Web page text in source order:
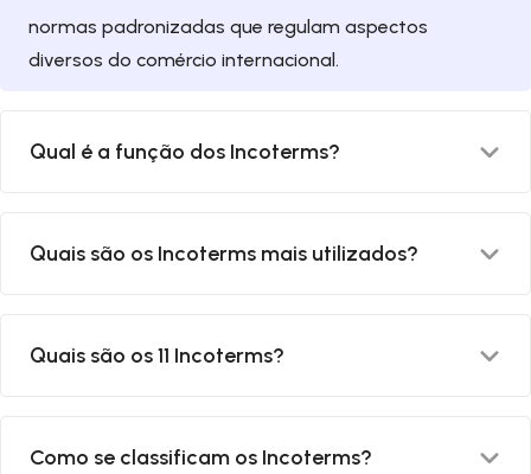
normas padronizadas que regulam aspectos
diversos do comércio internacional.
Qual é a função dos Incoterms?
obrigações do exportador e do importador,
Quais são os Incoterms mais utilizados?
importações são EXW, CIF, FOB e FCA.
Quais são os 11 Incoterms?
CIF, DAP, DPU e DDP.
Como se classificam os Incoterms?